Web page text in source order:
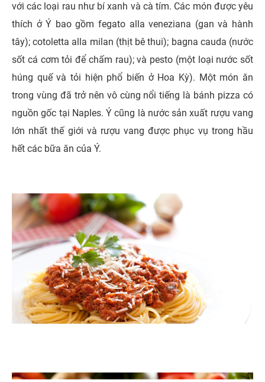
với các loại rau như bí xanh và cà tím. Các món được yêu
thích ở Ý bao gồm fegato alla veneziana (gan và hành
tây); cotoletta alla milan (thịt bê thui); bagna cauda (nước
sốt cá cơm tỏi để chấm rau); và pesto (một loại nước sốt
húng quế và tỏi hiện phổ biến ở Hoa Kỳ). Một món ăn
trong vùng đã trở nên vô cùng nổi tiếng là bánh pizza có
nguồn gốc tại Naples. Ý cũng là nước sản xuất rượu vang
lớn nhất thế giới và rượu vang được phục vụ trong hầu
hết các bữa ăn của Ý.